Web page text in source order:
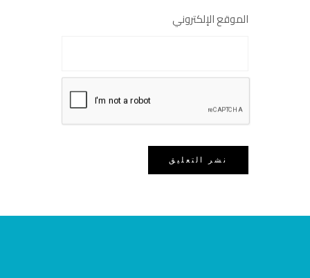
الموقع الإلكتروني
احفظ اسمي وبريدي وموقعي في هذا
المتصفح للمرة القادمة التي أعلّق فيها.